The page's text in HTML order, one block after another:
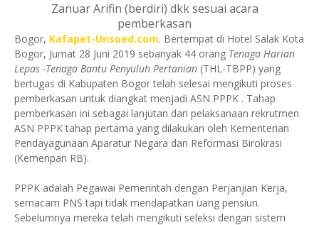
Zanuar Arifin (berdiri) dkk sesuai acara
pemberkasan
Bogor, Kafapet-Unsoed.com. Bertempat di Hotel Salak Kota
Bogor, Jumat 28 Juni 2019 sebanyak 44 orang Tenaga Harian
Lepas -Tenaga Bantu Penyuluh Pertanian (THL-TBPP) yang
bertugas di Kabupaten Bogor telah selesai mengikuti proses
pemberkasan untuk diangkat menjadi ASN PPPK . Tahap
pemberkasan ini sebagai lanjutan dari pelaksanaan rekrutmen
ASN PPPK tahap pertama yang dilakukan oleh Kementerian
Pendayagunaan Aparatur Negara dan Reformasi Birokrasi
(Kemenpan RB).
PPPK adalah Pegawai Pemerintah dengan Perjanjian Kerja,
semacam PNS tapi tidak mendapatkan uang pensiun.
Sebelumnya mereka telah mengikuti seleksi dengan sistem